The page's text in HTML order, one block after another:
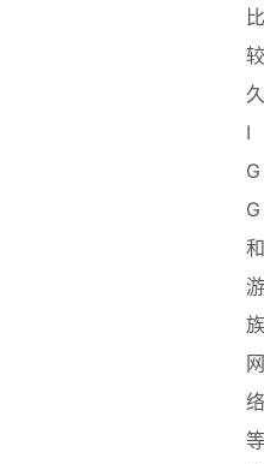
比
较
久
I
G
G
和
游
族
网
络
等